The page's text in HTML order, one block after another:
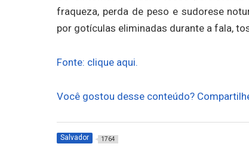
fraqueza, perda de peso e sudorese
por gotículas eliminadas durante a fala,
Fonte: clique aqui.
Você gostou desse conteúdo?
Salvador 1764